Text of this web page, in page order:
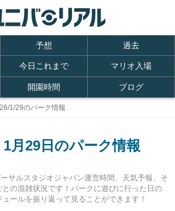
予想 過去
今日これまで マリオ入場
開園時間 ブログ
1/29のパーク情報
1月29日のパーク情報
サルスタジオジャパン運営時間、天気予報、そ
の混雑状況です！パークに遊びに行った日の
ールを振り返って見ることができます！